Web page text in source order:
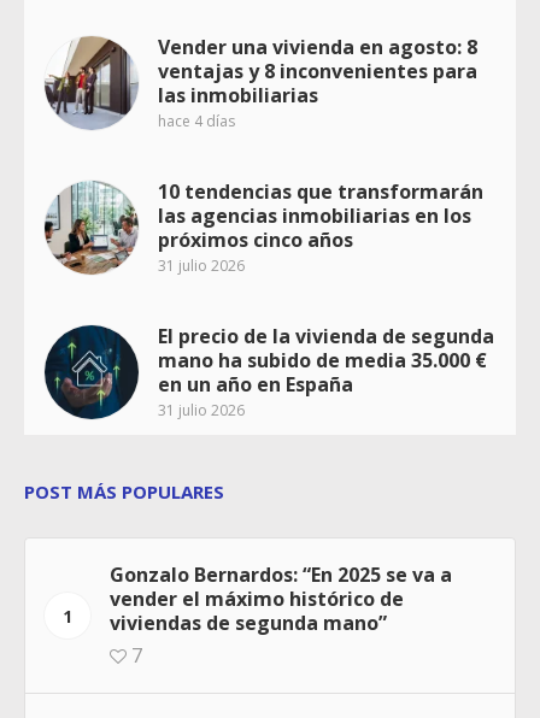
Vender una vivienda en agosto: 8
ventajas y 8 inconvenientes para
las inmobiliarias
hace 4 días
10 tendencias que transformarán
las agencias inmobiliarias en los
próximos cinco años
31 julio 2026
El precio de la vivienda de segunda
mano ha subido de media 35.000 €
en un año en España
31 julio 2026
POST MÁS POPULARES
1
Gonzalo Bernardos: “En 2025 se va a
vender el máximo histórico de
viviendas de segunda mano”
7